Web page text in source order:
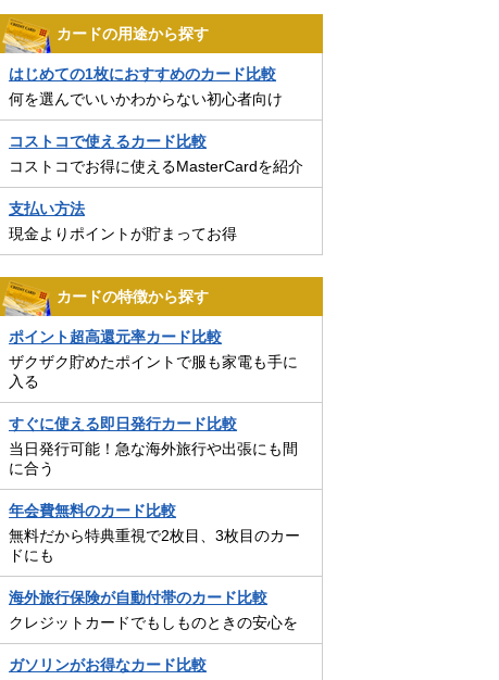
カードの用途から探す
はじめての1枚におすすめのカード比較
何を選んでいいかわからない初心者向け
コストコで使えるカード比較
コストコでお得に使えるMasterCardを紹介
支払い方法
現金よりポイントが貯まってお得
カードの特徴から探す
ポイント超高還元率カード比較
ザクザク貯めたポイントで服も家電も手に
入る
すぐに使える即日発行カード比較
当日発行可能！急な海外旅行や出張にも間
に合う
年会費無料のカード比較
無料だから特典重視で2枚目、3枚目のカー
ドにも
海外旅行保険が自動付帯のカード比較
クレジットカードでもしものときの安心を
ガソリンがお得なカード比較